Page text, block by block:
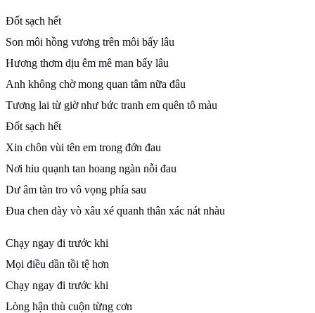
Đốt sạch hết
Son môi hồng vương trên môi bấy lâu
Hương thơm dịu êm mê man bấy lâu
Anh không chờ mong quan tâm nữa đâu
Tương lai từ giờ như bức tranh em quên tô màu
Đốt sạch hết
Xin chôn vùi tên em trong đớn đau
Nơi hiu quạnh tan hoang ngàn nỗi đau
Dư âm tàn tro vô vọng phía sau
Đua chen dày vò xâu xé quanh thân xác nát nhàu
Chạy ngay đi trước khi
Mọi điều dần tồi tệ hơn
Chạy ngay đi trước khi
Lòng hận thù cuộn từng cơn